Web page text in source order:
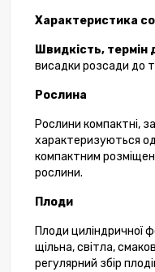
Характеристика
Швидкість, термін
висадки розсади до
Рослина
Рослини компактні,
характеризуються
компактним
рослини.
Плоди
Плоди циліндричної
щільна, світла,
регулярний збір